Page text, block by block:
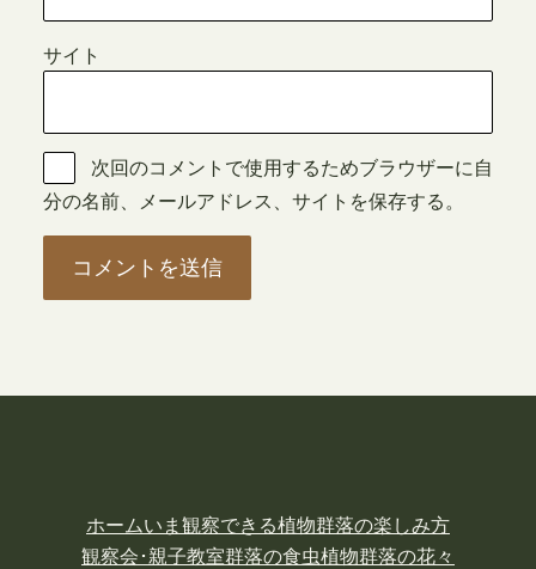
サイト
次回のコメントで使用するためブラウザーに自
分の名前、メールアドレス、サイトを保存する。
ホームいま観察できる植物群落の楽しみ方
観察会･親子教室群落の食虫植物群落の花々